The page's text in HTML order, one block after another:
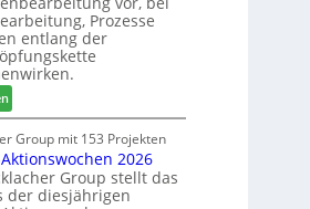
e
s
c
h
ä
f
s
f
ü
i
e
h
t
B
i
l
a
n
z
i
Prozesse
entlang der
:
K
a
n
t
e
Group mit 153 Projekten
2026
Group stellt das
der diesjährigen